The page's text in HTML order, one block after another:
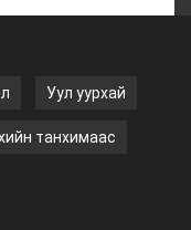
Уул уурхай
танхимаас